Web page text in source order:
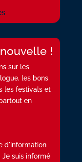
!
sur les
les bons
les festivals et
en
d'information
suis informé